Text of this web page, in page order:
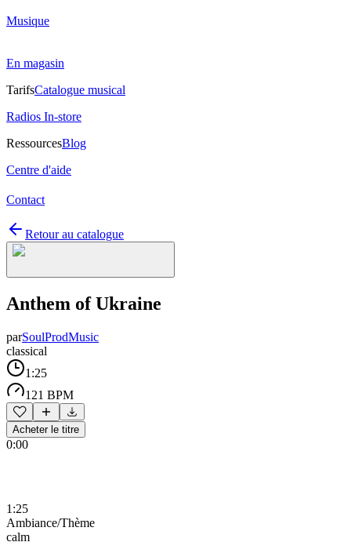
Musique
En magasin
TarifsCatalogue musical
Radios In-store
RessourcesBlog
Centre d'aide
Contact
Retour au catalogue
Anthem of Ukraine
parSoulProdMusic
classical
1:25
121 BPM
Acheter le titre
0:00
1:25
Ambiance/Thème
calm